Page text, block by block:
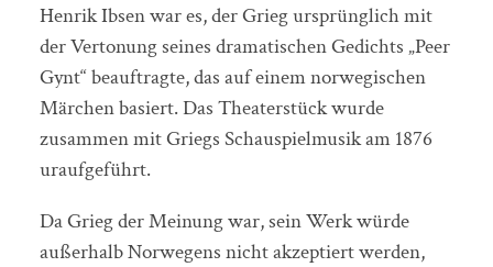
Henrik Ibsen war es, der Grieg ursprünglich mit
der Vertonung seines dramatischen Gedichts „Peer
Gynt“ beauftragte, das auf einem norwegischen
Märchen basiert. Das Theaterstück wurde
zusammen mit Griegs Schauspielmusik am 1876
uraufgeführt.
Da Grieg der Meinung war, sein Werk würde
außerhalb Norwegens nicht akzeptiert werden,